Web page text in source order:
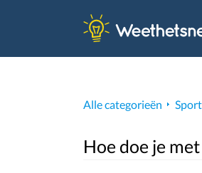
Alle categorieën
Hoe doe je